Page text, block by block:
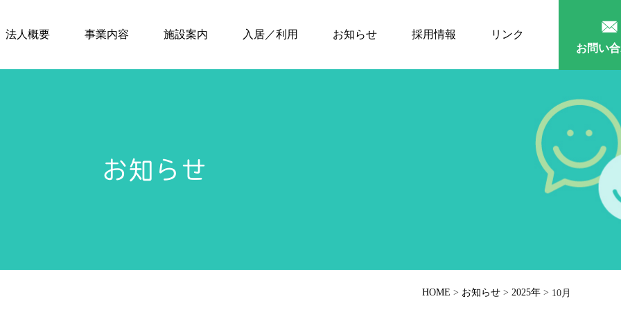
法人概要 事業内容 施設案内 入居／利用 お知らせ 採用情報
リンク
お問い
お知らせ
HOME > お知らせ > 2025年 > 10月